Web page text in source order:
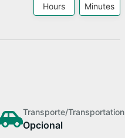
Hours Minutes
Transporte/Transportation
Opcional